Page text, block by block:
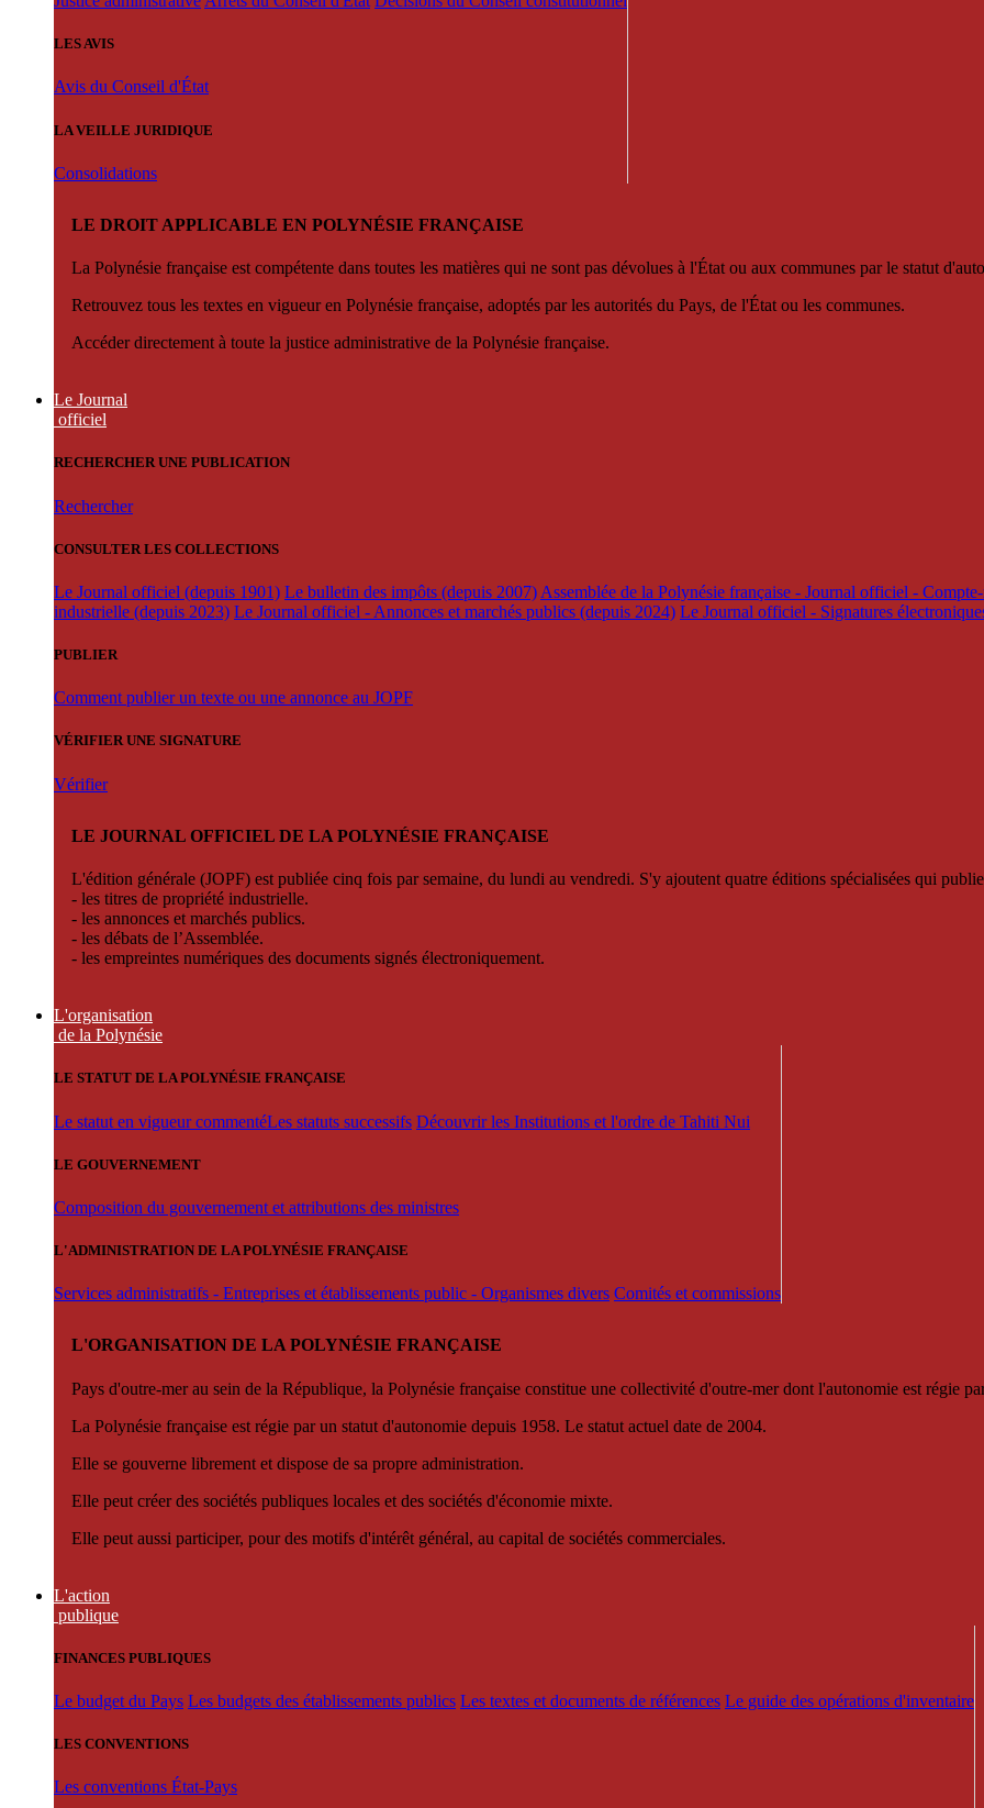
LES AVIS
Avis du Conseil d'État
LA VEILLE JURIDIQUE
Consolidations
LE DROIT APPLICABLE EN POLYNÉSIE FRANÇAISE
La Polynésie française est compétente dans toutes les matières qui ne sont pas dévolues à l'État ou aux communes par le statut
Retrouvez tous les textes en vigueur en Polynésie française, adoptés par les autorités du Pays, de l'État ou les communes.
Accéder directement à toute la justice administrative de la Polynésie française.
Le Journal
officiel
RECHERCHER UNE PUBLICATION
Rechercher
CONSULTER LES COLLECTIONS
Le Journal officiel (depuis 1901) Le bulletin des impôts (depuis 2007) Assemblée de la Polynésie française - Journal officiel -
industrielle (depuis 2023) Le Journal officiel - Annonces et marchés publics (depuis 2024) Le Journal officiel - Signatures
PUBLIER
Comment publier un texte ou une annonce au JOPF
VÉRIFIER UNE SIGNATURE
Vérifier
LE JOURNAL OFFICIEL DE LA POLYNÉSIE FRANÇAISE
L'édition générale (JOPF) est publiée cinq fois par semaine, du lundi au vendredi. S'y ajoutent quatre éditions spécialisées qui
- les titres de propriété industrielle.
- les annonces et marchés publics.
- les débats de l’Assemblée.
- les empreintes numériques des documents signés électroniquement.
L'organisation
de la Polynésie
LE STATUT DE LA POLYNÉSIE FRANÇAISE
Le statut en vigueur commentéLes statuts successifs Découvrir les Institutions et l'ordre de Tahiti Nui
LE GOUVERNEMENT
Composition du gouvernement et attributions des ministres
L'ADMINISTRATION DE LA POLYNÉSIE FRANÇAISE
Services administratifs - Entreprises et établissements public - Organismes divers Comités et commissions
L'ORGANISATION DE LA POLYNÉSIE FRANÇAISE
Pays d'outre-mer au sein de la République, la Polynésie française constitue une collectivité d'outre-mer dont l'autonomie est régie
La Polynésie française est régie par un statut d'autonomie depuis 1958. Le statut actuel date de 2004.
Elle se gouverne librement et dispose de sa propre administration.
Elle peut créer des sociétés publiques locales et des sociétés d'économie mixte.
Elle peut aussi participer, pour des motifs d'intérêt général, au capital de sociétés commerciales.
L'action
publique
FINANCES PUBLIQUES
Le budget du Pays Les budgets des établissements publics Les textes et documents de références Le guide des opérations d'inventaire
LES CONVENTIONS
Les conventions État-Pays